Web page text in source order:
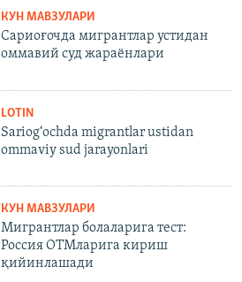
КУН МАВЗУЛАРИ
Сариоғочда мигрантлар устидан
оммавий суд жараёнлари
LOTIN
Sariog‘ochda migrantlar ustidan
ommaviy sud jarayonlari
КУН МАВЗУЛАРИ
Мигрантлар болаларига тест:
Россия ОТМларига кириш
қийинлашади